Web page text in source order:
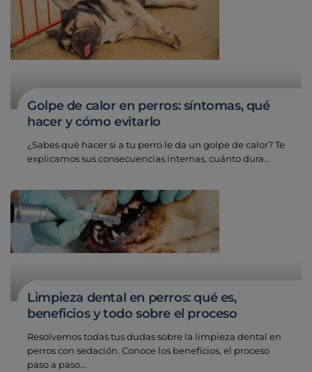
Golpe de calor en perros: síntomas, qué
hacer y cómo evitarlo
¿Sabes qué hacer si a tu perro le da un golpe de calor? Te
explicamos sus consecuencias internas, cuánto dura…
Limpieza dental en perros: qué es,
beneficios y todo sobre el proceso
Resolvemos todas tus dudas sobre la limpieza dental en
perros con sedación. Conoce los beneficios, el proceso
paso a paso…